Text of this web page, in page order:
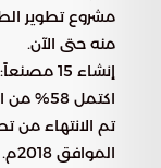
منه حتى الآن.
اكتمل 58% من المشروع في عام 1439 هـ الموافق 2018م.
الموافق 2018م.